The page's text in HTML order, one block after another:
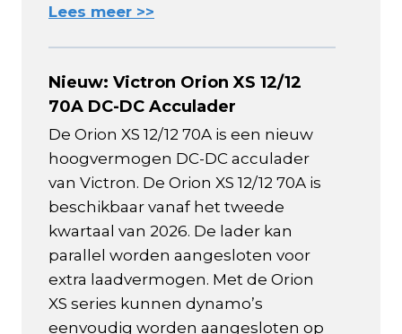
Lees meer >>
Nieuw: Victron Orion XS 12/12
70A DC-DC Acculader
De Orion XS 12/12 70A is een nieuw
hoogvermogen DC-DC acculader
van Victron. De Orion XS 12/12 70A is
beschikbaar vanaf het tweede
kwartaal van 2026. De lader kan
parallel worden aangesloten voor
extra laadvermogen. Met de Orion
XS series kunnen dynamo’s
eenvoudig worden aangesloten op